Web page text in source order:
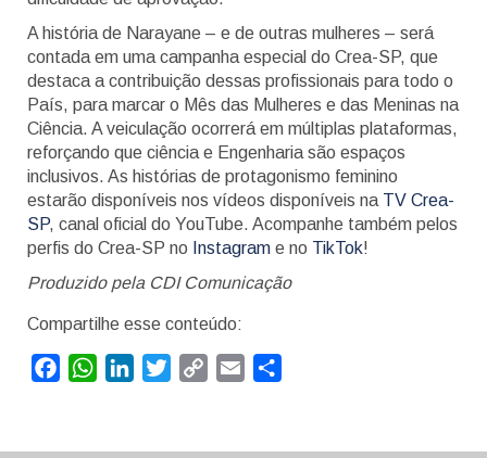
A história de Narayane – e de outras mulheres – será
contada em uma campanha especial do Crea-SP, que
destaca a contribuição dessas profissionais para todo o
País, para marcar o Mês das Mulheres e das Meninas na
Ciência. A veiculação ocorrerá em múltiplas plataformas,
reforçando que ciência e Engenharia são espaços
inclusivos. As histórias de protagonismo feminino
estarão disponíveis nos vídeos disponíveis na TV Crea-
SP, canal oficial do YouTube. Acompanhe também pelos
perfis do Crea-SP no Instagram e no TikTok!
Produzido pela CDI Comunicação
Compartilhe esse conteúdo:
FacebookWhatsAppLinkedInTwitterCopy
Email